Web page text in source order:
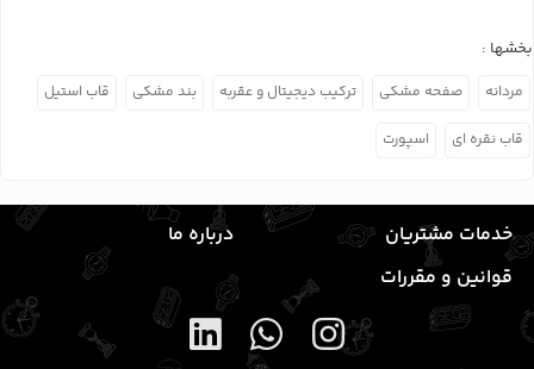
بخشها :
مردانه صفحه مشکی ترکیب دیجیتال و عقربه بند مشکی قاب استیل
قاب نقره ای اسپورت
خدمات مشتریان
درباره ما
قوانین و مقررات